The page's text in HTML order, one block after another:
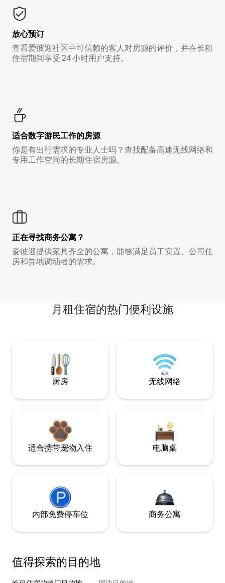
放心预订
查看爱彼迎社区中可信赖的客人对房源的评价，并在长租
住宿期间享受 24 小时用户支持。
适合数字游民工作的房源
你是有出行需求的专业人士吗？查找配备高速无线网络和
专用工作空间的长期住宿房源。
正在寻找商务公寓？
爱彼迎提供家具齐全的公寓，能够满足员工安置、公司住
房和异地调动者的需求。
月租住宿的热门便利设施
厨房 无线网络
适合携带宠物入住 电脑桌
内部免费停车位 商务公寓
值得探索的目的地